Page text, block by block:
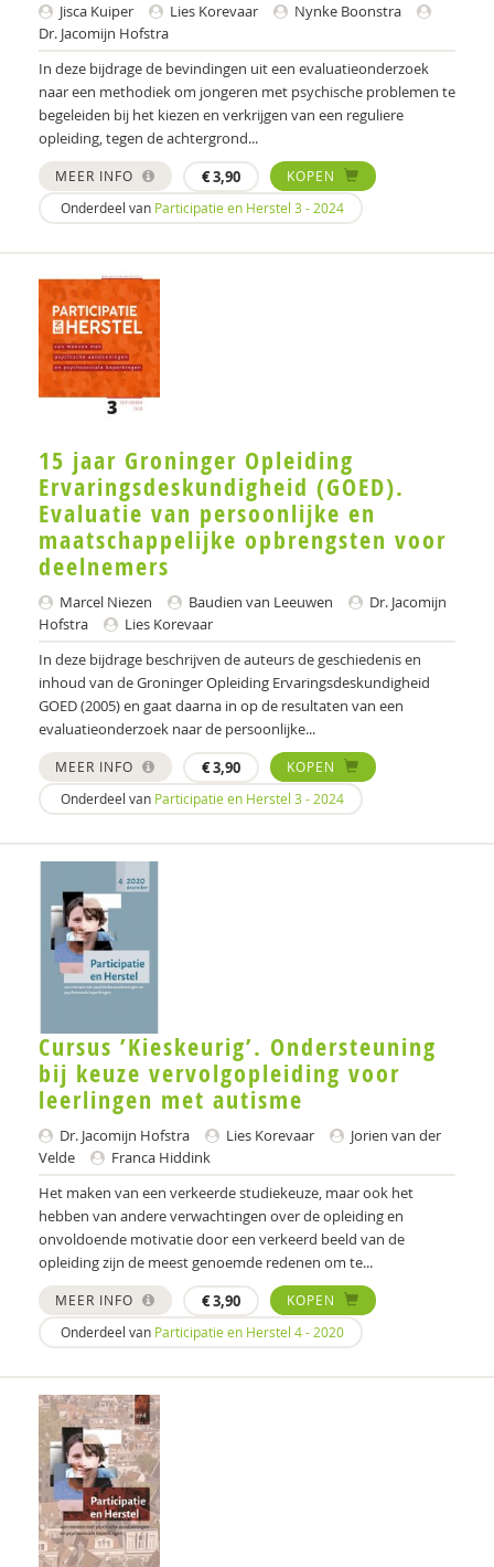
Politie
psychiater
Schrijven
Valente
Wim
Nona (J. Hiemstra)
Jeugdautoriteit (JA)
Leendert A. Hartog
Max A. Huber
Suzan van der Aa
Annet Aalbers
Yvonne Aartsen
Sebastian Abdallah
Ruud Abma
Tineke Abma
Anne Addink
Sheila Adjiembaks
Marcel van Aken
Monique Al
Wendy Albers
Jerry Allon
Michi Almer
Astrid Altena
MICHAELA AMERING
Marion Ammeraal
GGD Amsterdam
José an Beuzekom
Dorothé an Slooten
Raquel Andres-Hyman
Elle Ansems
Gabriël Anthonio
Jisca Kuiper Lies Korevaar
Nynke Boonstra
Dr. Jacomijn Hofstra
In deze bijdrage de bevindingen uit een evaluatieonderzoek
naar een methodiek om jongeren met psychische problemen te
begeleiden bij het kiezen en verkrijgen van een reguliere
opleiding, tegen de achtergrond...
MEER INFO €3,90
KOPEN
Onderdeel van Participatie en Herstel 3 - 2024
15 jaar Groninger Opleiding
Ervaringsdeskundigheid (GOED).
Evaluatie van persoonlijke en
maatschappelijke opbrengsten voor
deelnemers
Marcel Niezen Baudien van Leeuwen
Dr. Jacomijn
Hofstra
Lies Korevaar
In deze bijdrage beschrijven de auteurs de geschiedenis en
inhoud van de Groninger Opleiding Ervaringsdeskundigheid
GOED (2005) en gaat daarna in op de resultaten van een
evaluatieonderzoek naar de persoonlijke...
MEER INFO €3,90
KOPEN
Onderdeel van Participatie en Herstel 3 - 2024
Cursus ’Kieskeurig’. Ondersteuning
bij keuze vervolgopleiding voor
leerlingen met autisme
Dr. Jacomijn Hofstra Lies Korevaar
Jorien van der
Velde
Franca Hiddink
Het maken van een verkeerde studiekeuze, maar ook het
hebben van andere verwachtingen over de opleiding en
onvoldoende motivatie door een verkeerd beeld van de
opleiding zijn de meest genoemde redenen om te...
MEER INFO €3,90
KOPEN
Onderdeel van Participatie en Herstel 4 - 2020